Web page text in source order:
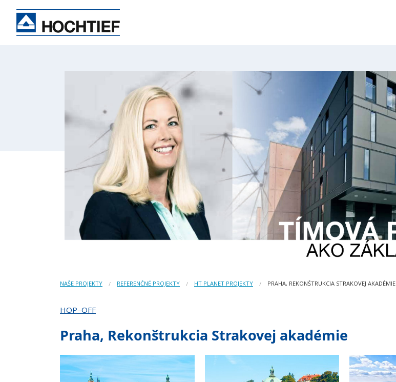
NAŠE PROJEKTY REFERENČNÉ PROJEKTY HT PLANET PROJEKTY PRAHA, REKONŠTRUKCIA STRAKOVEJ AKADÉMIE
HOP–OFF
Praha, Rekonštrukcia Strakovej akadémie